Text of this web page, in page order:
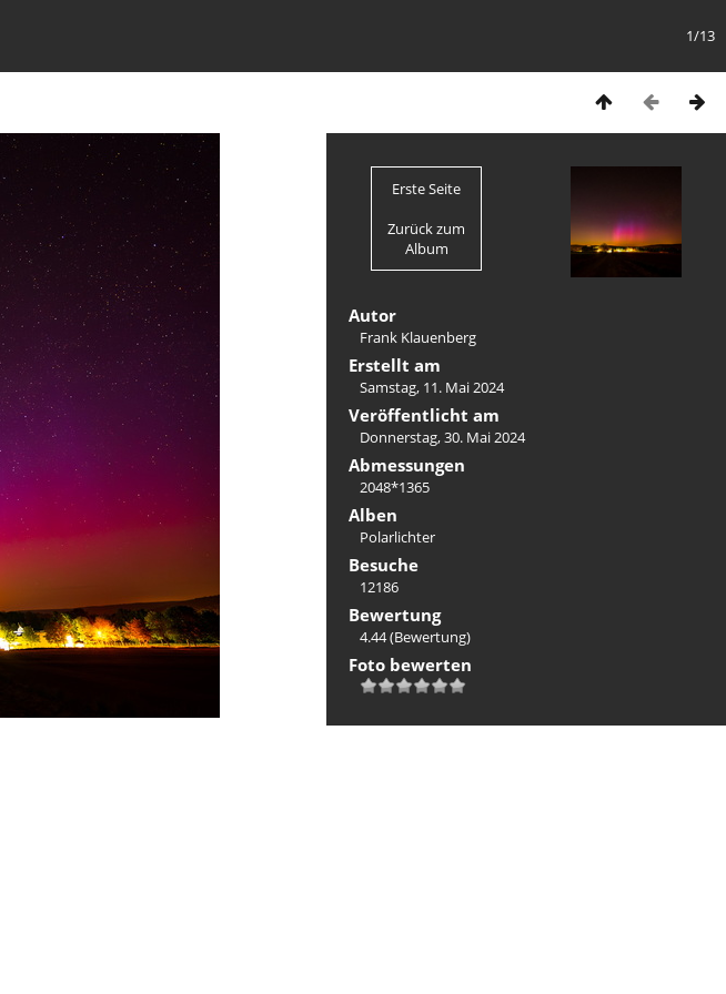
1/13
Erste Seite
Zurück zum
Album
Autor
Frank Klauenberg
Erstellt am
Samstag, 11. Mai 2024
Veröffentlicht am
Donnerstag, 30. Mai 2024
Abmessungen
2048*1365
Alben
Polarlichter
Besuche
12186
Bewertung
4.44(Bewertung)
Foto bewerten